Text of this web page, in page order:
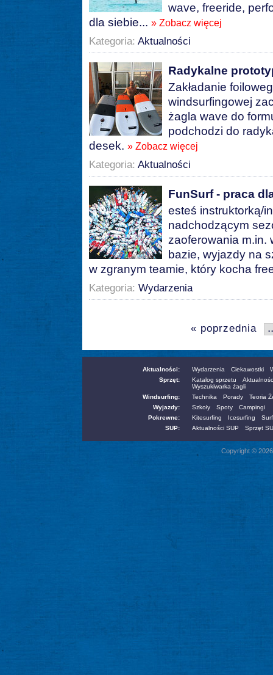
wave, freeride,
dla siebie... » Zobacz więcej
Kategoria: Aktualności
Radykalne
Zakładanie
windsurfingowej
żagla wave do
podchodzi do
desek. » Zobacz więcej
Kategoria: Aktualności
FunSurf - praca
esteś instruktorką/
nadchodzącym
zaoferowania m.in.
bazie, wyjazdy na
w zgranym teamie, który kocha
Kategoria: Wydarzenia
« poprzednia
Aktualności: Wydarzenia Ciekawostki
Sprzęt:
Katalog sprzetu
Wyszukiwarka żagli
Windsurfing:
Technika Porady
Teoria
Wyjazdy:
Szkoły Spoty
Campingi
Pokrewne:
Kitesurfing Icesurfing
SUP:
Aktualności SUP Sprzęt
Copyright ©